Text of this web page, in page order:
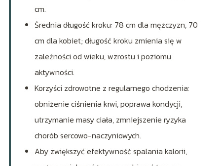
cm.
Średnia długość kroku: 78 cm dla mężczyzn, 70
cm dla kobiet; długość kroku zmienia się w
zależności od wieku, wzrostu i poziomu
aktywności.
Korzyści zdrowotne z regularnego chodzenia:
obniżenie ciśnienia krwi, poprawa kondycji,
utrzymanie masy ciała, zmniejszenie ryzyka
chorób sercowo-naczyniowych.
Aby zwiększyć efektywność spalania kalorii,